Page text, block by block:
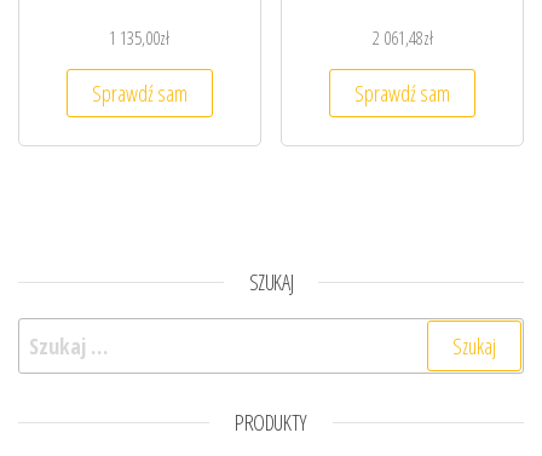
1 135,00zł
Sprawdź sam
2 061,48zł
Sprawdź sam
SZUKAJ
Szukaj:
PRODUKTY